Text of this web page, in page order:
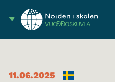
VUOĐĐOSKUVLA
11.06.2025